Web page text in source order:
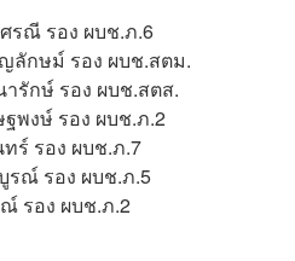
รณี รอง ผบช.ภ.6
กษม์ รอง ผบช.สตม.
รักษ์ รอง ผบช.สตส.
พงษ์ รอง ผบช.ภ.2
ร์ รอง ผบช.ภ.7
รณ์ รอง ผบช.ภ.5
รอง ผบช.ภ.2